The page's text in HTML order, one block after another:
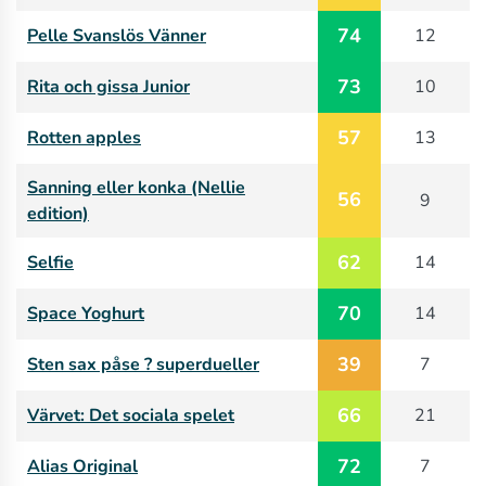
Pelle Svanslös Vänner 74 12
Rita och gissa Junior 73 10
Rotten apples 57 13
Sanning eller konka (Nellie
edition)
56 9
Selfie 62 14
Space Yoghurt 70 14
Sten sax påse ? superdueller 39 7
Värvet: Det sociala spelet 66 21
Alias Original 72 7